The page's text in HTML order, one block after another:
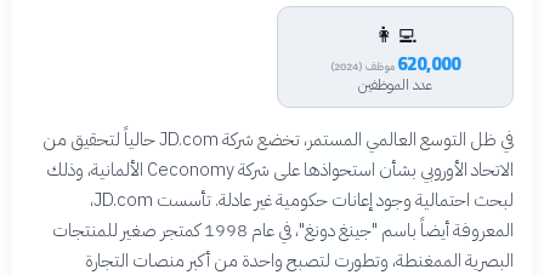
👩‍💻
620,000 موظف (2024)
عدد الموظفين
في ظل التوسع العالمي المستمر، تخضع شركة JD.com حالياً لتحقيق من
الاتحاد الأوروبي بشأن استحواذها على شركة Ceconomy الألمانية، وذلك
لبحث احتمالية وجود إعانات حكومية غير عادلة. تأسست JD.com،
المعروفة أيضاً باسم "جينغ دونغ"، في عام 1998 كمتجر صغير للمنتجات
البصرية الممغنطة، وتطورت لتصبح واحدة من أكبر منصات التجارة